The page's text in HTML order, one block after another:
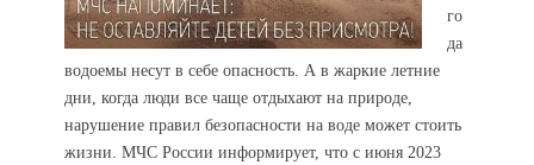
го
да
водоемы несут в себе опасность. А в жаркие летние
дни, когда люди все чаще отдыхают на природе,
нарушение правил безопасности на воде может стоить
жизни. МЧС России информирует, что с июня 2023